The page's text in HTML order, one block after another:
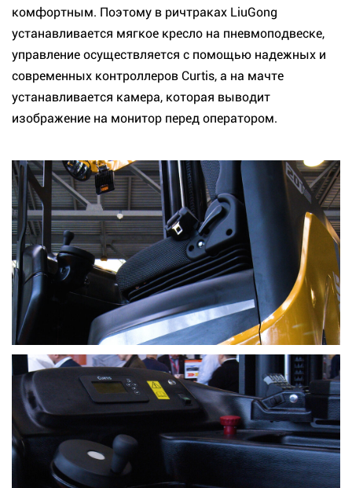
комфортным. Поэтому в ричтраках LiuGong
устанавливается мягкое кресло на пневмоподвеске,
управление осуществляется с помощью надежных и
современных контроллеров Curtis, а на мачте
устанавливается камера, которая выводит
изображение на монитор перед оператором.